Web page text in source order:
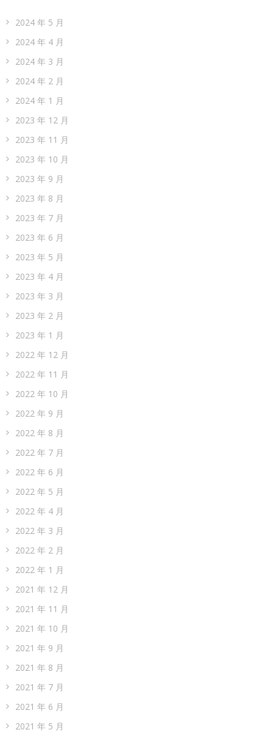
2024 年 5 月
2024 年 4 月
2024 年 3 月
2024 年 2 月
2024 年 1 月
2023 年 12 月
2023 年 11 月
2023 年 10 月
2023 年 9 月
2023 年 8 月
2023 年 7 月
2023 年 6 月
2023 年 5 月
2023 年 4 月
2023 年 3 月
2023 年 2 月
2023 年 1 月
2022 年 12 月
2022 年 11 月
2022 年 10 月
2022 年 9 月
2022 年 8 月
2022 年 7 月
2022 年 6 月
2022 年 5 月
2022 年 4 月
2022 年 3 月
2022 年 2 月
2022 年 1 月
2021 年 12 月
2021 年 11 月
2021 年 10 月
2021 年 9 月
2021 年 8 月
2021 年 7 月
2021 年 6 月
2021 年 5 月